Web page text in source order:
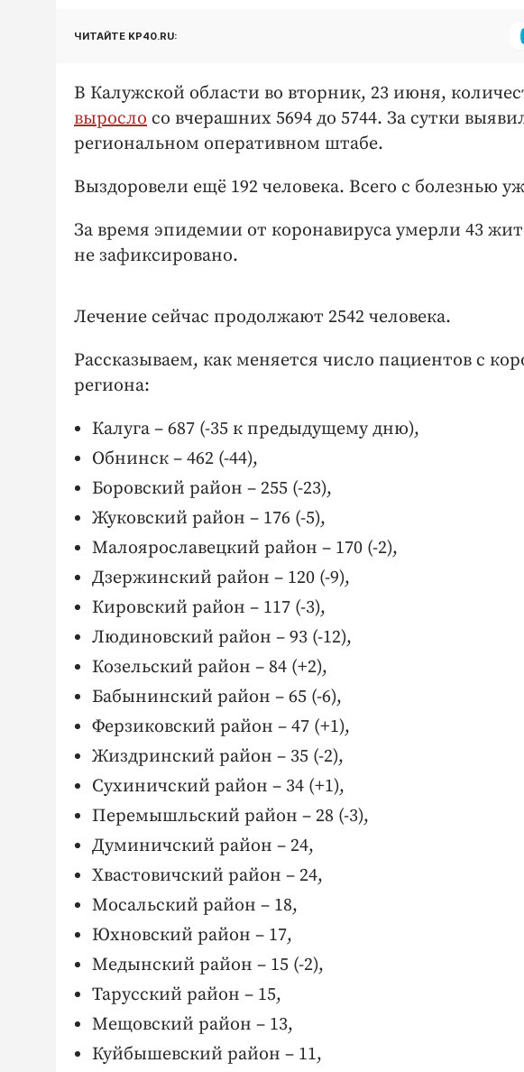
ЧИТАЙТЕ KP40.RU:
В Калужской области во вторник, 23 июня,
выросло со вчерашних 5694 до 5744. За сутки
региональном оперативном штабе.
Выздоровели ещё 192 человека. Всего с болезнью
За время эпидемии от коронавируса умерли 43
не зафиксировано.
Лечение сейчас продолжают 2542 человека.
Рассказываем, как меняется число пациентов с
региона:
Калуга – 687 (-35 к предыдущему дню),
Обнинск – 462 (-44),
Боровский район – 255 (-23),
Жуковский район – 176 (-5),
Малоярославецкий район – 170 (-2),
Дзержинский район – 120 (-9),
Кировский район – 117 (-3),
Людиновский район – 93 (-12),
Козельский район – 84 (+2),
Бабынинский район – 65 (-6),
Ферзиковский район – 47 (+1),
Жиздринский район – 35 (-2),
Сухиничский район – 34 (+1),
Перемышльский район – 28 (-3),
Думиничский район – 24,
Хвастовичский район – 24,
Мосальский район – 18,
Юхновский район – 17,
Медынский район – 15 (-2),
Тарусский район – 15,
Мещовский район – 13,
Куйбышевский район – 11,